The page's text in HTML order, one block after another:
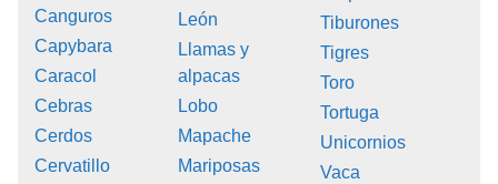
Canguros
Capybara
Caracol
Cebras
Cerdos
Cervatillo
León
Llamas y
alpacas
Lobo
Mapache
Mariposas
Tiburones
Tigres
Toro
Tortuga
Unicornios
Vaca